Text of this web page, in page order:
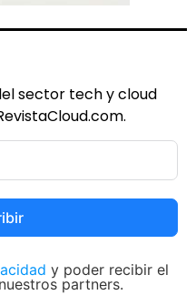
sector tech y cloud
y poder recibir el
partners.